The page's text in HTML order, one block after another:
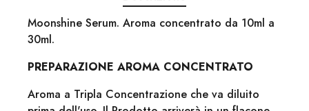
Moonshine Serum. Aroma concentrato da 10ml a
30ml.
PREPARAZIONE AROMA CONCENTRATO
Aroma a Tripla Concentrazione che va diluito